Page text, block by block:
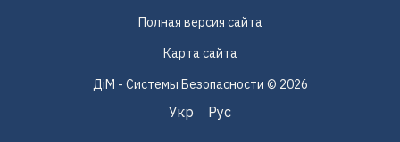
Полная версия сайта
Карта сайта
ДіМ - Системы Безопасности © 2026
Укр Рус